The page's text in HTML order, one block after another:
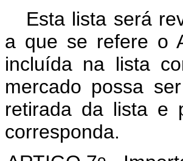
Esta lista será
a que se refere o
incluída na lista
mercado possa
retirada da lista e
corresponda.